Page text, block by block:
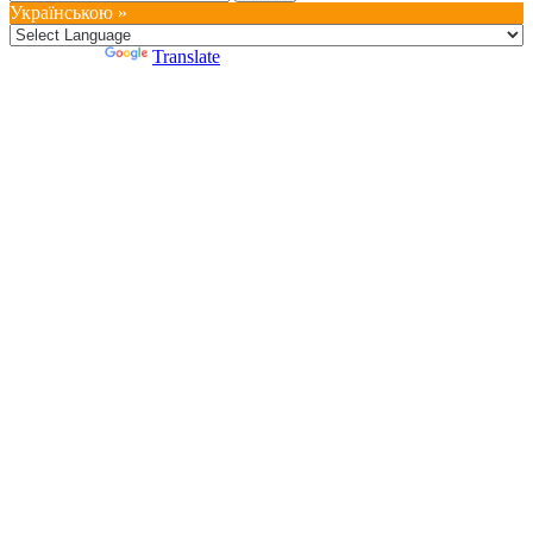
Українською »
Translate